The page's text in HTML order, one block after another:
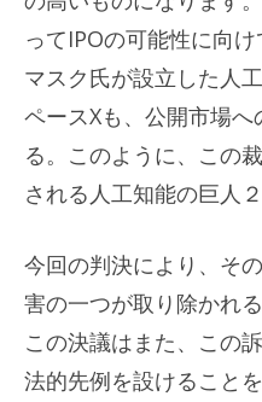
ってIPOの可能性に向
マスク氏が設立した人
ペースXも、公開市場
る。このように、この
される人工知能の巨人
今回の判決により、そ
害の一つが取り除かれ
この決議はまた、この
法的先例を設けること